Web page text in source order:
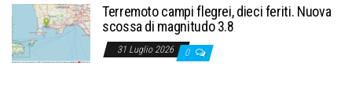
Terremoto campi flegrei, dieci feriti. Nuova
scossa di magnitudo 3.8
31 Luglio 2026 0